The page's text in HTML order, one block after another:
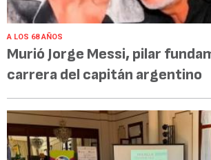
A LOS 68 AÑOS
Murió Jorge Messi, pilar
carrera del capitán argentino